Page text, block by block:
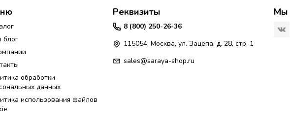
обработки
данных
использования файлов
Реквизиты
8 (800) 250-26-36
115054, Москва, ул. Зацепа, д. 28, стр. 1
sales@saraya-shop.ru
Мы